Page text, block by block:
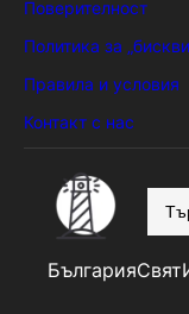
Поверителност
Политика за
Правила и условия
Контакт с нас
БългарияСвят